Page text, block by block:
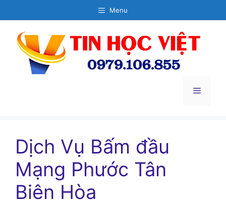
đến
dung
Menu
Menu
Dịch Vụ Bấm đầu
Mạng Phước Tân
Biên Hòa